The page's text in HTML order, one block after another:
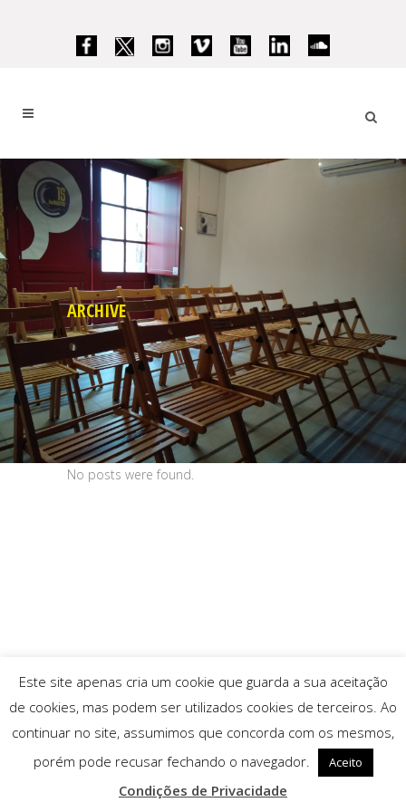
ARCHIVE
No posts were found.
© 2025 Associação ST Arte |Condições de Privacidade
Este site apenas cria um cookie que guarda a sua aceitação
de cookies, mas podem ser utilizados cookies de terceiros. Ao
continuar no site, assumimos que concorda com os mesmos,
porém pode recusar fechando o navegador.
Aceito
Condições de Privacidade